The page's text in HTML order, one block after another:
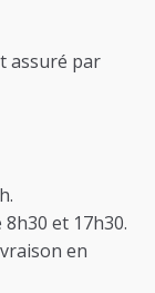
assuré par
et 17h30.
en